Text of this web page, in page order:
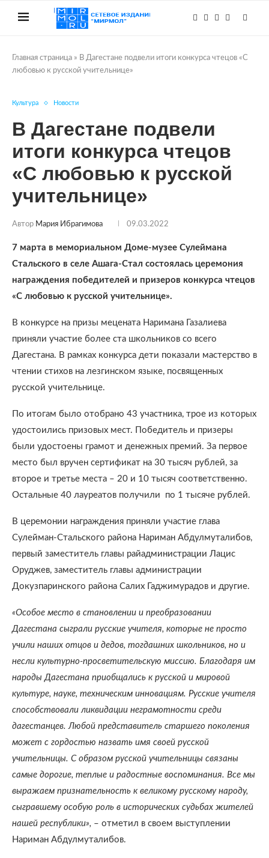
Главная страница » В Дагестане подвели итоги конкурса чтецов «С
любовью к русской учительнице»
Культура Новости
В Дагестане подвели
итоги конкурса чтецов
«С любовью к русской
учительнице»
Автор Мария Ибрагимова 09.03.2022
7 марта в мемориальном Доме-музее Сулеймана
Стальского в селе Ашага-Стал состоялась церемония
награждения победителей и призеров конкурса чтецов
«С любовью к русской учительнице».
В конкурсе на призы мецената Наримана Газалиева
приняли участие более ста школьников со всего
Дагестана. В рамках конкурса дети показали мастерство в
чтении стихов на лезгинском языке, посвященных
русской учительнице.
По итогам было отобрано 43 участника, трое из которых
удостоились призовых мест. Победитель и призеры
были удостоены грамот и денежных премий. За первое
место был вручен сертификат на 30 тысяч рублей, за
второе и третье места – 20 и 10 тысяч соответственно.
Остальные 40 лауреатов получили по 1 тысяче рублей.
В церемонии награждения приняли участие глава
Сулейман-Стальского района Нариман Абдулмуталибов,
первый заместитель главы райадминистрации Лацис
Оруджев, заместитель главы администрации
Докузпаринского района Салих Гаджимурадов и другие.
«Особое место в становлении и преобразовании
Дагестана сыграли русские учителя, которые не просто
учили наших отцов и дедов, тогдашних школьников, но и
несли культурно-просветительскую миссию. Благодаря им
народы Дагестана приобщались к русской и мировой
культуре, науке, техническим инновациям. Русские учителя
способствовали ликвидации неграмотности среди
дагестанцев. Любой представитель старшего поколения
может с гордостью назвать имя своей русской
учительницы. С образом русской учительницы связаны
самые дорогие, теплые и радостные воспоминания. Все мы
выражаем признательность к великому русскому народу,
сыгравшему особую роль в исторических судьбах жителей
нашей республики», – отметил в своем выступлении
Нариман Абдулмуталибов.